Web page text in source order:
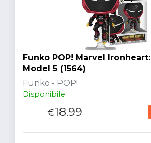
Funko POP! Marvel
Model 5 (1564)
Funko - POP!
Disponibile
€18.99